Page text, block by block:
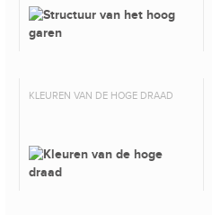
KLEUREN VAN DE HOGE DRAAD